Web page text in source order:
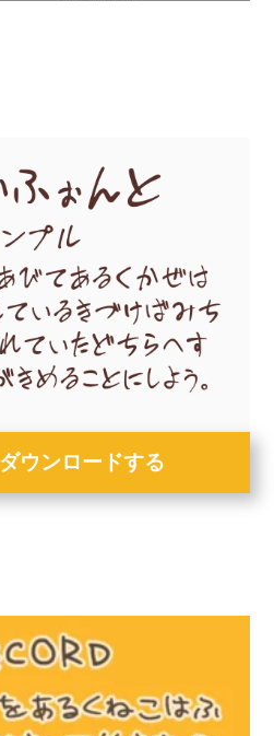
ウンロードする